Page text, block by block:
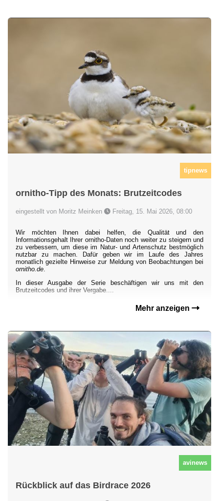
tipnews
ornitho-Tipp des Monats: Brutzeitcodes
eingestellt von Moritz Meinken Freitag, 15. Mai 2026, 08:00
Wir möchten Ihnen dabei helfen, die Qualität und den
Informationsgehalt Ihrer ornitho-Daten noch weiter zu steigern und
zu verbessern, um diese im Natur- und Artenschutz bestmöglich
nutzbar zu machen. Dafür geben wir im Laufe des Jahres
monatlich gezielte Hinweise zur Meldung von Beobachtungen bei
ornitho.de.
In dieser Ausgabe der Serie beschäftigen wir uns mit den
Brutzeitcodes und ihrer Vergabe....
Mehr anzeigen
avinews
Rückblick auf das Birdrace 2026